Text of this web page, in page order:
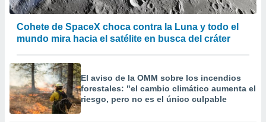
Cohete de SpaceX choca contra la Luna y todo el
mundo mira hacia el satélite en busca del cráter
El aviso de la OMM sobre los incendios
forestales: "el cambio climático aumenta el
riesgo, pero no es el único culpable